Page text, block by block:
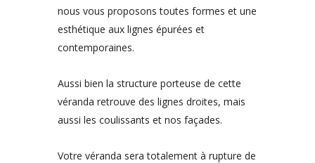
nous vous proposons toutes formes et une
esthétique aux lignes épurées et
contemporaines.
Aussi bien la structure porteuse de cette
véranda retrouve des lignes droites, mais
aussi les coulissants et nos façades.
Votre véranda sera totalement à rupture de